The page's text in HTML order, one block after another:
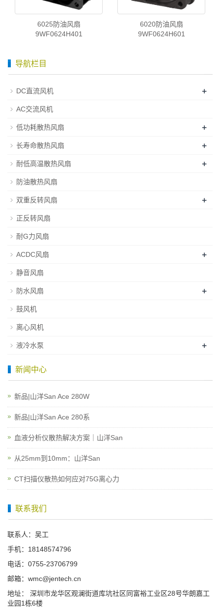
6025防油风扇
9WF0624H401
6020防油风扇
9WF0624H601
导航栏目
DC直流风机 +
AC交流风机
低功耗散热风扇 +
长寿命散热风扇 +
耐低高温散热风扇 +
防油散热风扇
双重反转风扇 +
正反转风扇
耐G力风扇
ACDC风扇 +
静音风扇
防水风扇 +
鼓风机
离心风机
液冷水泵 +
新闻中心
新品|山洋San Ace 280W
新品|山洋San Ace 280系
血液分析仪散热解决方案｜山洋San
从25mm到10mm：山洋San
CT扫描仪散热如何应对75G离心力
联系我们
联系人：吴工
手机：18148574796
电话：0755-23706799
邮箱：wmc@jentech.cn
地址： 深圳市龙华区观澜街道库坑社区同富裕工业区28号华朗嘉工
业园1栋6楼